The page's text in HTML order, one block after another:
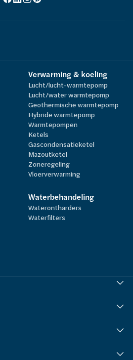
Verwarming & koeling
Lucht/lucht-warmtepomp
Lucht/water warmtepomp
Geothermische warmtepomp
Hybride warmtepomp
Warmtepompen
Ketels
Gascondensatieketel
Mazoutketel
Zoneregeling
Vloerverwarming
Waterbehandeling
Waterontharders
Waterfilters